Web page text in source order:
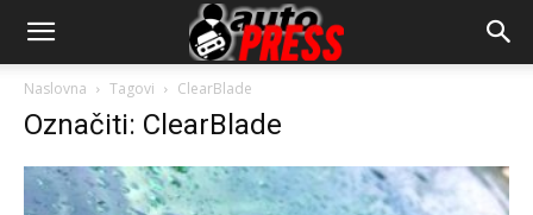
AutopressHR
Naslovna Tagovi ClearBlade
Označiti: ClearBlade